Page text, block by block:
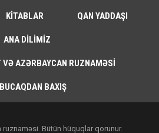
KITABLAR QAN YADDAŞI
ANA DILIMIZ
AZƏRBAYCAN RUZNAMƏSI
BAXIŞ
Bütün hüquqlar qorunur.